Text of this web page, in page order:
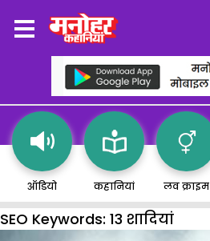
ऑडियो कहानियां लव क्राइम
SEO Keywords: 13 शादियां